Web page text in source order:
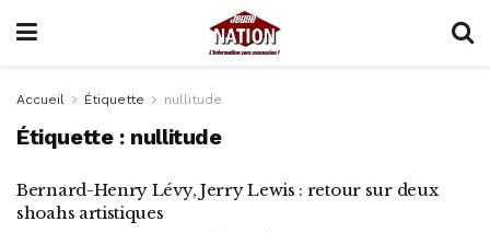
Accueil Étiquette nullitude
Étiquette : nullitude
Bernard-Henry Lévy, Jerry Lewis : retour sur deux
shoahs artistiques